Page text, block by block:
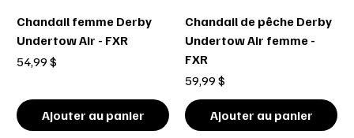
Chandail femme Derby
Undertow Air - FXR
Prix
54,99 $
Ajouter au panier
Chandail de pêche Derby
Undertow Air femme -
FXR
Prix
59,99 $
Ajouter au panier